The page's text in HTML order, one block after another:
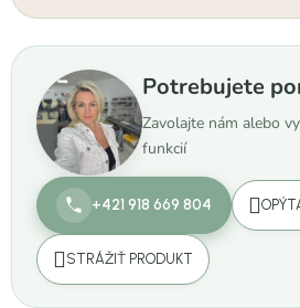
Potrebujete
Zavolajte nám alebo
funkcií
+421 918 669 804
STRÁŽIŤ PRODUKT